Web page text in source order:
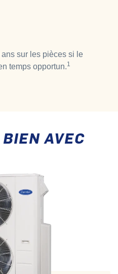
sur les pièces si le
temps opportun.1
AVEC